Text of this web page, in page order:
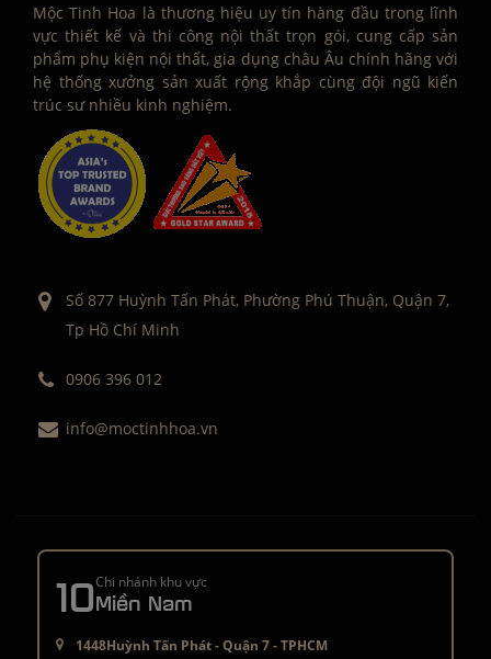
Mộc Tinh Hoa là thương hiệu uy tín hàng đầu trong lĩnh
vực thiết kế và thi công nội thất trọn gói, cung cấp sản
phẩm phụ kiện nội thất, gia dụng châu Âu chính hãng với
hệ thống xưởng sản xuất rộng khắp cùng đội ngũ kiến
trúc sư nhiều kinh nghiệm.
Số 877 Huỳnh Tấn Phát, Phường Phú Thuận, Quận 7,
Tp Hồ Chí Minh
0906 396 012
info@moctinhhoa.vn
10Chi nhánh khu vực
Miền Nam
1448Huỳnh Tấn Phát - Quận 7 - TPHCM